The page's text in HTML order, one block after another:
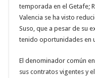
temporada en el Getafe;
Valencia se ha visto
Suso, que a pesar de su
tenido oportunidades en
El denominador común
sus contratos vigentes y